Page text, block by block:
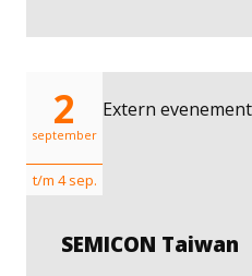
2
september
t/m 4 sep.
Extern evenement
SEMICON Taiwan